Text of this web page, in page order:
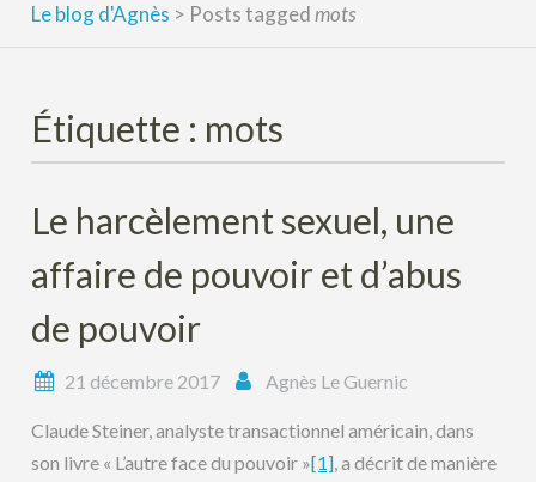
Le blog d'Agnès > Posts taggedmots
Étiquette : mots
Le harcèlement sexuel, une
affaire de pouvoir et d’abus
de pouvoir
21 décembre 2017 Agnès Le Guernic
Claude Steiner, analyste transactionnel américain, dans
son livre « L’autre face du pouvoir »[1], a décrit de manière